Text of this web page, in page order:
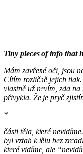
Tiny pieces of info that
Mám zavřené oči, jsou
Cítím rozličně jejich
vlastně už nevím, zda
přivykla. Že je pryč
*
části těla, které
byl vztah k tělu bez
které vidíme, ale